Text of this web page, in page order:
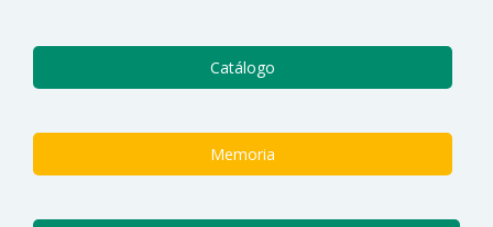
Catálogo
Memoria